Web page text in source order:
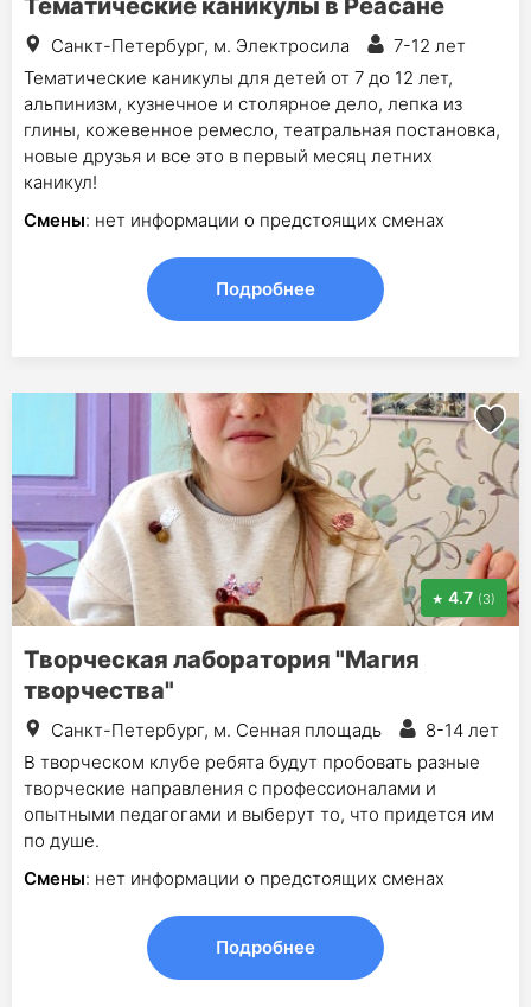
Санкт-Петербург, м. Электросила
7-12 лет
Тематические каникулы для детей от 7 до 12 лет,
альпинизм, кузнечное и столярное дело, лепка из
глины, кожевенное ремесло, театральная постановка,
новые друзья и все это в первый месяц летних
каникул!
Смены: нет информации о предстоящих сменах
Подробнее
4.7 (3)
Творческая лаборатория "Магия
творчества"
Санкт-Петербург, м. Сенная площадь
8-14 лет
В творческом клубе ребята будут пробовать разные
творческие направления с профессионалами и
опытными педагогами и выберут то, что придется им
по душе.
Смены: нет информации о предстоящих сменах
Подробнее